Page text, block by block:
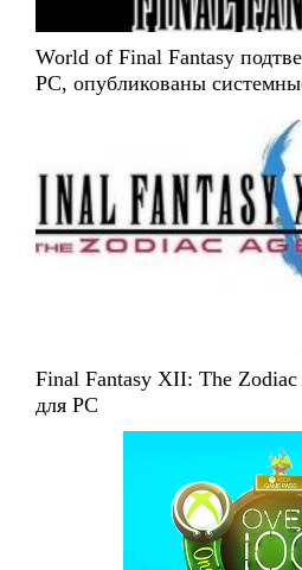
World of Final Fantasy
PC, опубликованы
Final Fantasy XII: The Zodiac
для PC